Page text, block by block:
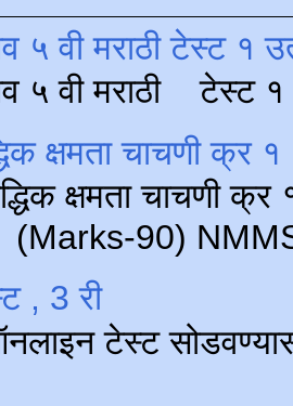
५ वी मराठी टेस्ट १
५ वी मराठी टेस्ट
क्षमता चाचणी क्र
क्षमता चाचणी
90) NMMS
, 3 री
टेस्ट